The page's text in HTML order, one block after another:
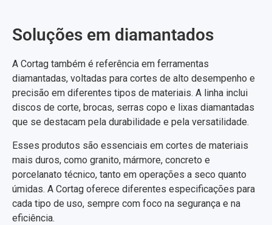
Soluções em diamantados
A Cortag também é referência em ferramentas
diamantadas, voltadas para cortes de alto desempenho e
precisão em diferentes tipos de materiais. A linha inclui
discos de corte, brocas, serras copo e lixas diamantadas
que se destacam pela durabilidade e pela versatilidade.
Esses produtos são essenciais em cortes de materiais
mais duros, como granito, mármore, concreto e
porcelanato técnico, tanto em operações a seco quanto
úmidas. A Cortag oferece diferentes especificações para
cada tipo de uso, sempre com foco na segurança e na
eficiência.